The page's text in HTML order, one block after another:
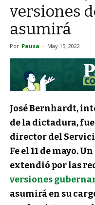
versiones
asumirá
Por Pausa - May 15, 2022
José Bernhardt,
de la dictadura,
director del
Fe el 11 de mayo.
extendió por las
versiones
asumirá en su